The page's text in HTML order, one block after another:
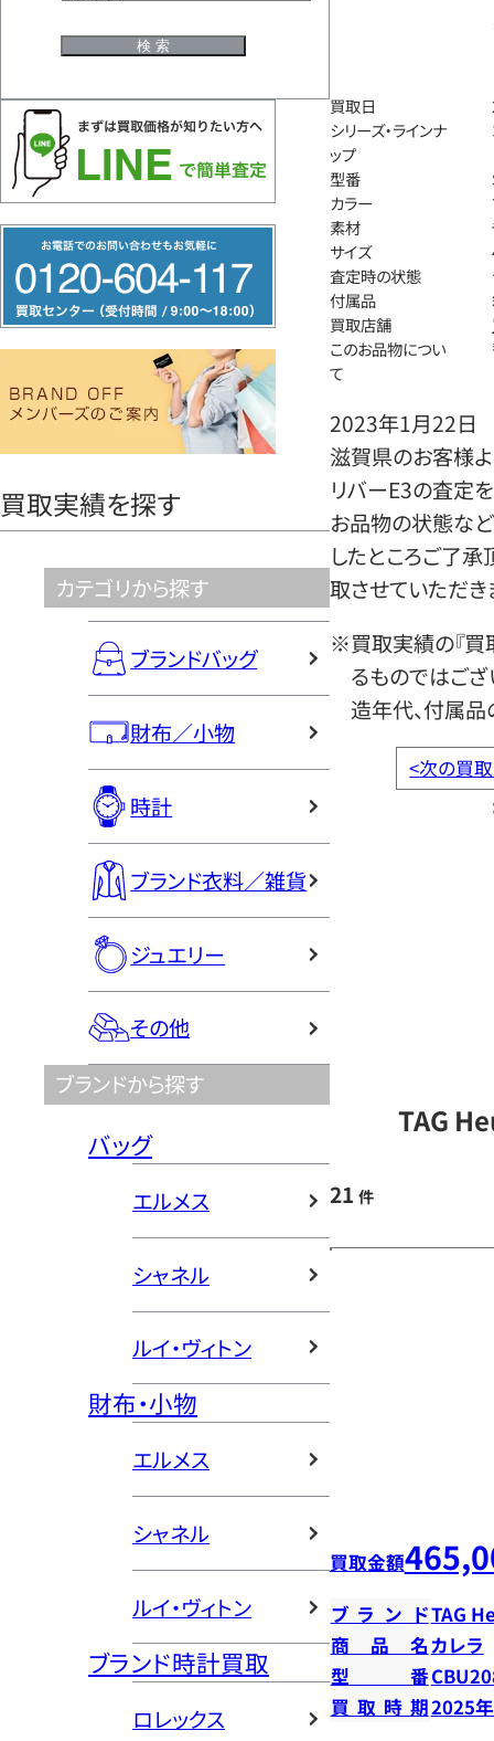
リ
ー
ヤ
買取実績を探す
カテゴリから探す
ブランドバッグ
財布／小物
時計
ブランド衣料／雑貨
ジュエリー
その他
ブランドから探す
バッグ
エルメス
シャネル
ルイ・ヴィトン
財布・小物
エルメス
シャネル
ルイ・ヴィトン
ブランド時計買取
ロレックス
買取日
シリーズ・ラインナ
ップ
型番
カラー
素材
サイズ
査定時の状態
付属品
買取店舗
このお品物につい
て
2023年1月22日
滋賀県のお客様よ
リバーE3の査定
お品物の状態など
したところご了
取させていただき
※買取実績の『買
るものではござ
造年代、付属品
<次の買
TAG
21 件
買取金額
ブランドTAG
商品名カレラ
型番
買取時期2025